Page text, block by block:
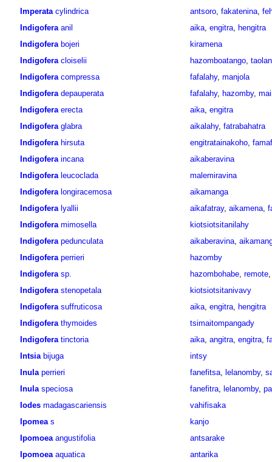
Imperata cylindrica antsoro, fakatenina,
Indigofera anil aika, engitra, hengitra
Indigofera bojeri
kiramena
Indigofera cloiselii hazomboatango,
Indigofera compressa fafalahy, manjola
Indigofera depauperata fafalahy, hazomby,
Indigofera erecta aika, engitra
Indigofera glabra aikalahy, fatrabahatra
Indigofera hirsuta engitratainakoho,
Indigofera incana
aikaberavina
Indigofera leucoclada
malemiravina
Indigofera longiracemosa
aikamanga
Indigofera lyallii aikafatray, aikamena,
Indigofera mimosella
kiotsiotsitanilahy
Indigofera pedunculata aikaberavina,
Indigofera perrieri
hazomby
Indigofera sp. hazombohabe, remote
Indigofera stenopetala
kiotsiotsitanivavy
Indigofera suffruticosa aika, engitra, hengitra
Indigofera thymoides
tsimaitompangady
Indigofera tinctoria aika, angitra, engitra,
Intsia bijuga
intsy
Inula perrieri fanefitsa, lelanomby,
Inula speciosa fanefitra, lelanomby,
Iodes madagascariensis
vahifisaka
Ipomea s
kanjo
Ipomoea angustifolia
antsarake
Ipomoea aquatica
antarika